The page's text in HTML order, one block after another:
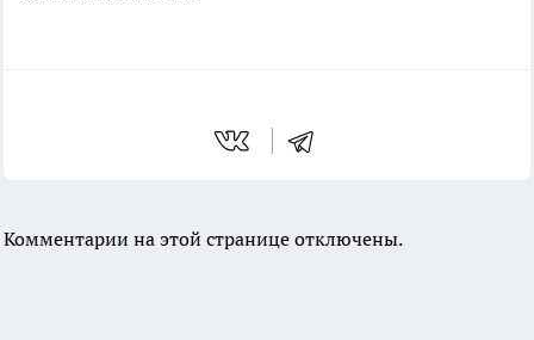
Комментарии на этой странице отключены.